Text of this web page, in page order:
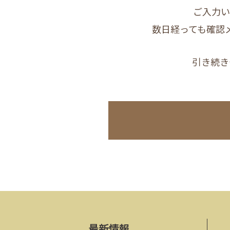
ご入力
数日経っても確認
引き続